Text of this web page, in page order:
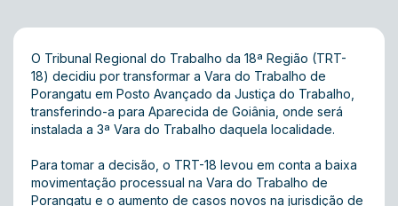
O Tribunal Regional do Trabalho da 18ª Região (TRT-
18) decidiu por transformar a Vara do Trabalho de
Porangatu em Posto Avançado da Justiça do Trabalho,
transferindo-a para Aparecida de Goiânia, onde será
instalada a 3ª Vara do Trabalho daquela localidade.
Para tomar a decisão, o TRT-18 levou em conta a baixa
movimentação processual na Vara do Trabalho de
Porangatu e o aumento de casos novos na jurisdição de